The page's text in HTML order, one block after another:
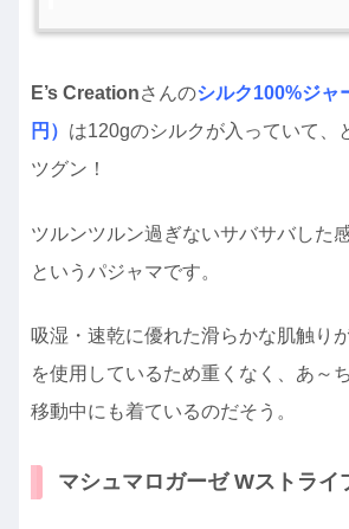
E’s Creationさんのシルク100%ジャ
円） は120gのシルクが入っていて、
ツグン！
ツルンツルン過ぎないサバサバした
というパジャマです。
吸湿・速乾に優れた滑らかな肌触り
を使用しているため重くなく、あ～
移動中にも着ているのだそう。
マシュマロガーゼ Wストライ